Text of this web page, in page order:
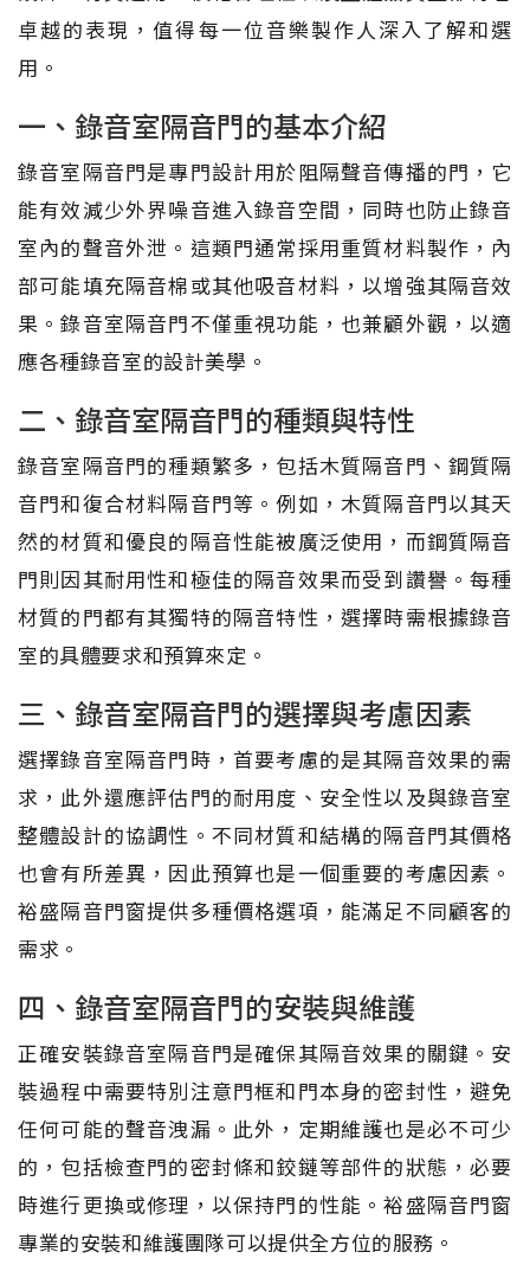
卓越的表現，值得每一位音樂製作人深入了解和選
用。
一、錄音室隔音門的基本介紹
錄音室隔音門是專門設計用於阻隔聲音傳播的門，它
能有效減少外界噪音進入錄音空間，同時也防止錄音
室內的聲音外泄。這類門通常採用重質材料製作，內
部可能填充隔音棉或其他吸音材料，以增強其隔音效
果。錄音室隔音門不僅重視功能，也兼顧外觀，以適
應各種錄音室的設計美學。
二、錄音室隔音門的種類與特性
錄音室隔音門的種類繁多，包括木質隔音門、鋼質隔
音門和復合材料隔音門等。例如，木質隔音門以其天
然的材質和優良的隔音性能被廣泛使用，而鋼質隔音
門則因其耐用性和極佳的隔音效果而受到讚譽。每種
材質的門都有其獨特的隔音特性，選擇時需根據錄音
室的具體要求和預算來定。
三、錄音室隔音門的選擇與考慮因素
選擇錄音室隔音門時，首要考慮的是其隔音效果的需
求，此外還應評估門的耐用度、安全性以及與錄音室
整體設計的協調性。不同材質和結構的隔音門其價格
也會有所差異，因此預算也是一個重要的考慮因素。
裕盛隔音門窗提供多種價格選項，能滿足不同顧客的
需求。
四、錄音室隔音門的安裝與維護
正確安裝錄音室隔音門是確保其隔音效果的關鍵。安
裝過程中需要特別注意門框和門本身的密封性，避免
任何可能的聲音洩漏。此外，定期維護也是必不可少
的，包括檢查門的密封條和鉸鏈等部件的狀態，必要
時進行更換或修理，以保持門的性能。裕盛隔音門窗
專業的安裝和維護團隊可以提供全方位的服務。